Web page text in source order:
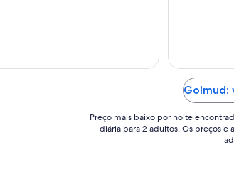
Golmud:
Preço mais baixo por noite
diária para 2 adultos. Os preços e